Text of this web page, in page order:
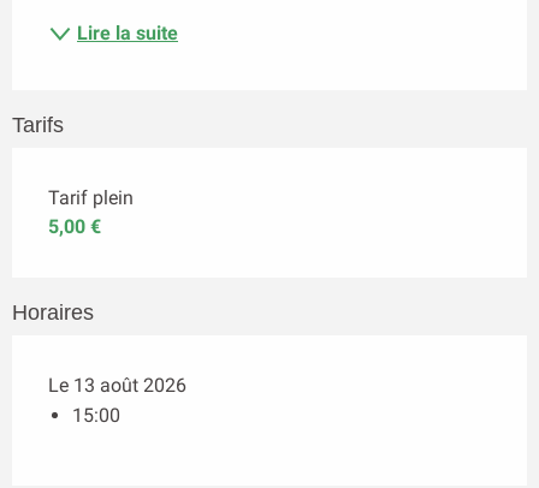
Lire la suite
Tarifs
Tarif plein
5,00 €
Horaires
Le 13 août 2026
15:00